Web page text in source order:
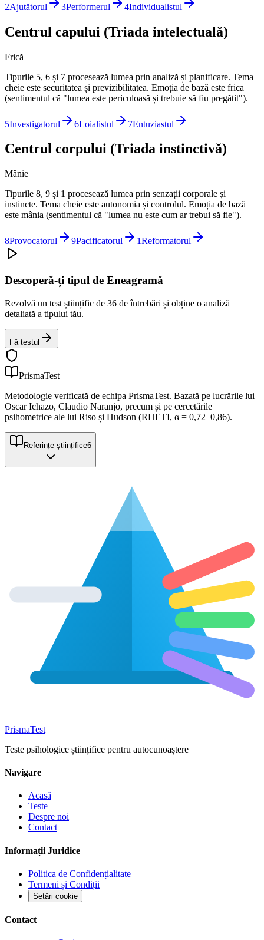
2Ajutătorul 3Performerul 4Individualistul
Centrul capului (Triada intelectuală)
Frică
Tipurile 5, 6 și 7 procesează lumea prin analiză și planificare. Tema
cheie este securitatea și previzibilitatea. Emoția de bază este frica
(sentimentul că "lumea este periculoasă și trebuie să fiu pregătit").
5Investigatorul 6Loialistul 7Entuziastul
Centrul corpului (Triada instinctivă)
Mânie
Tipurile 8, 9 și 1 procesează lumea prin senzații corporale și
instincte. Tema cheie este autonomia și controlul. Emoția de bază
este mânia (sentimentul că "lumea nu este cum ar trebui să fie").
8Provocatorul 9Pacificatorul 1Reformatorul
Descoperă-ți tipul de Eneagramă
Rezolvă un test științific de 36 de întrebări și obține o analiză
detaliată a tipului tău.
Fă testul
PrismaTest
Metodologie verificată de echipa PrismaTest. Bazată pe lucrările lui
Oscar Ichazo, Claudio Naranjo, precum și pe cercetările
psihometrice ale lui Riso și Hudson (RHETI, α = 0,72–0,86).
Referințe științifice6
PrismaTest
Teste psihologice științifice pentru autocunoaștere
Navigare
Acasă
Teste
Despre noi
Contact
Informații Juridice
Politica de Confidențialitate
Termeni și Condiții
Setări cookie
Contact